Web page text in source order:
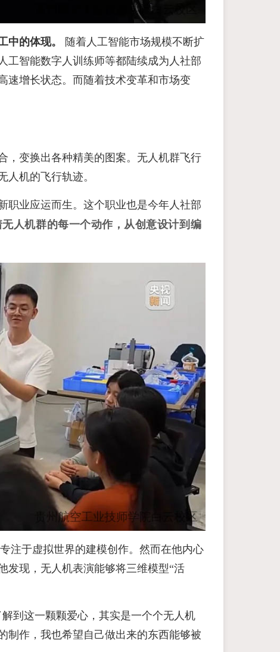
中的体现。
随着人工智能市场规模不断扩
工智能数字人训练师等都陆续成为人社部
速增长状态。而随着技术变革和市场变
，变换出各种精美的图案。无人机群飞行
机的飞行轨迹。
职业应运而生。这个职业也是今年人社部
人机群的每一个动作，从创意设计到编
注于虚拟世界的建模创作。然而在他内心
发现，无人机表演能够将三维模型“活
到这一颗颗爱心，其实是一个个无人机
制作，我也希望自己做出来的东西能够被